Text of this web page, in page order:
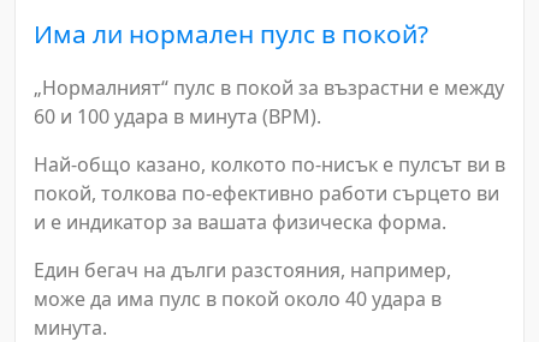
Има ли нормален пулс в покой?
„Нормалният“ пулс в покой за възрастни е между
60 и 100 удара в минута (BPM).
Най-общо казано, колкото по-нисък е пулсът ви в
покой, толкова по-ефективно работи сърцето ви
и е индикатор за вашата физическа форма.
Един бегач на дълги разстояния, например,
може да има пулс в покой около 40 удара в
минута.